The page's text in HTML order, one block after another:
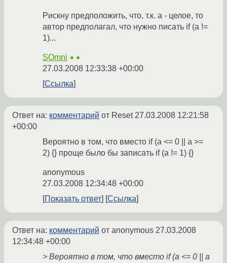
Рискну предположить, что, т.к. а - целое, то
автор предполагал, что нужно писать if (a !=
1)...
SOmni ★★
27.03.2008 12:33:38 +00:00
Ссылка
Ответ на: комментарий от Reset27.03.2008 12:21:58
+00:00
Вероятно в том, что вместо if (a <= 0 || a >=
2) {} проще было бы записать if (a != 1) {}
anonymous
27.03.2008 12:34:48 +00:00
Показать ответ
Ссылка
Ответ на: комментарий от anonymous 27.03.2008
12:34:48 +00:00
> Вероятно в том, что вместо if (a <= 0 || a